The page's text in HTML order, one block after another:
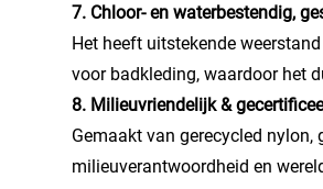
7. Chloor- en waterbestendig,
Het heeft uitstekende
voor badkleding, waardoor het
8. Milieuvriendelijk &
Gemaakt van gerecycled nylon,
milieuverantwoordheid en